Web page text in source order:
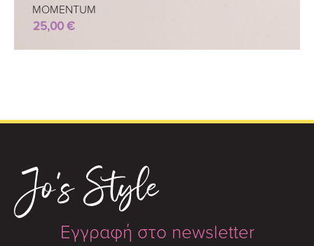
MOMENTUM
25,00€
Εγγραφή στο newsletter